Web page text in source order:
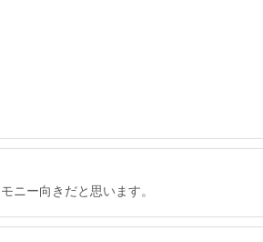
ニー向きだと思います。